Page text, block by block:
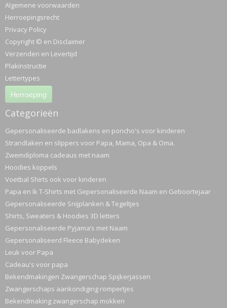
Algemene voorwaarden
Herroepingsrecht
Privacy Policy
Copyright © en Disclaimer
Verzenden en Levertijd
Plakinstructie
Lettertypes
Herroeping
Categorieën
Gepersonaliseerde badlakens en poncho's voor kinderen
Strandlaken en slippers voor Papa, Mama, Opa & Oma.
Zwemdiploma cadeaus met naam
Hoodies koppels
Voetbal Shirts ook voor kinderen
Papa en Ik T-Shirts met Gepersonaliseerde Naam en Geboortejaar
Gepersonaliseerde Snijplanken & Tegeltjes
Shirts, Sweaters & Hoodies 3D letters
Gepersonaliseerde Pyjama’s met Naam
Gepersonaliseerd Fleece Babydeken
Leuk voor Papa
Cadeau's voor papa
Bekendmakingen Zwangerschap Spijkerjassen
Zwangerschaps aankondiging rompertjes
Bekendmaking zwangerschap mokken